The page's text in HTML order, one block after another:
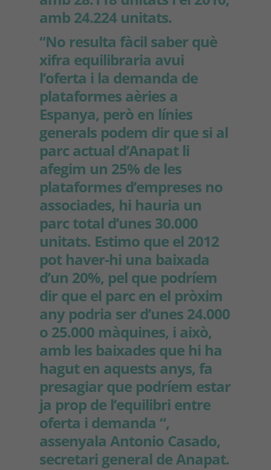
amb 24.224 unitats.
“No resulta fàcil saber què
xifra equilibraria avui
l’oferta i la demanda de
plataformes aèries a
Espanya, però en línies
generals podem dir que si al
parc actual d’Anapat li
afegim un 25% de les
plataformes d’empreses no
associades, hi hauria un
parc total d’unes 30.000
unitats. Estimo que el 2012
pot haver-hi una baixada
d’un 20%, pel que podríem
dir que el parc en el pròxim
any podria ser d’unes 24.000
o 25.000 màquines, i això,
amb les baixades que hi ha
hagut en aquests anys, fa
presagiar que podríem estar
ja prop de l’equilibri entre
oferta i demanda “,
assenyala Antonio Casado,
secretari general de Anapat.